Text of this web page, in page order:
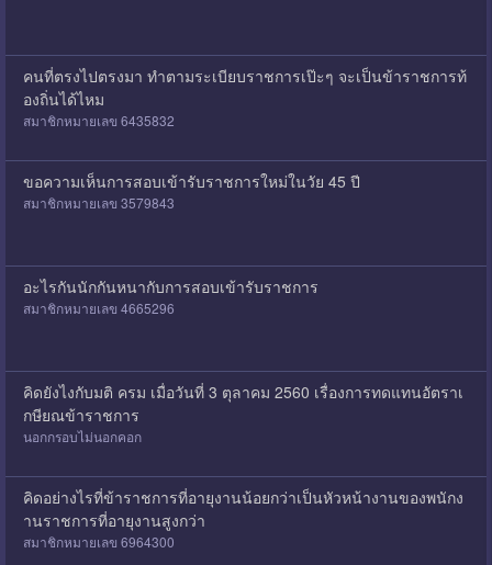
คนที่ตรงไปตรงมา ทำตามระเบียบราชการเป๊ะๆ จะเป็นข้าราชการท้
องถิ่นได้ไหม
สมาชิกหมายเลข 6435832
ขอความเห็นการสอบเข้ารับราชการใหม่ในวัย 45 ปี
สมาชิกหมายเลข 3579843
อะไรกันนักกันหนากับการสอบเข้ารับราชการ
สมาชิกหมายเลข 4665296
คิดยังไงกับมติ ครม เมื่อวันที่ 3 ตุลาคม 2560 เรื่องการทดแทนอัตราเ
กษียณข้าราชการ
นอกกรอบไม่นอกคอก
คิดอย่างไรที่ข้าราชการที่อายุงานน้อยกว่าเป็นหัวหน้างานของพนักง
านราชการที่อายุงานสูงกว่า
สมาชิกหมายเลข 6964300